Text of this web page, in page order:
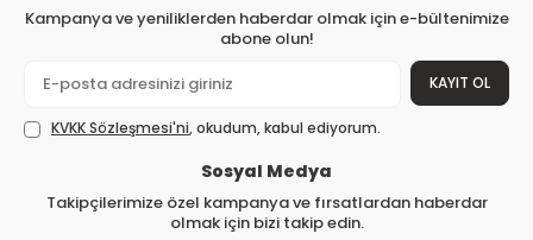
Kampanya ve yeniliklerden haberdar olmak için e-bültenimize
abone olun!
KAYIT OL
KVKK Sözleşmesi'ni, okudum, kabul ediyorum.
Sosyal Medya
Takipçilerimize özel kampanya ve fırsatlardan haberdar
olmak için bizi takip edin.